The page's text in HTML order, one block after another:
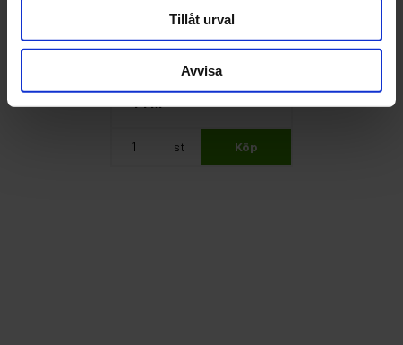
Tillåt urval
Avvisa
Slipkloss Hookit
Dubbelsidig
Kardborre
Flexibel
44 kr
st Köp